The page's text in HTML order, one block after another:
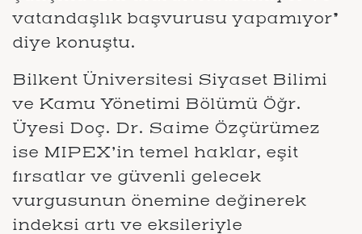
vatandaşlık başvurusu yapamıyor”
diye konuştu.
Bilkent Üniversitesi Siyaset Bilimi
ve Kamu Yönetimi Bölümü Öğr.
Üyesi Doç. Dr. Saime Özçürümez
ise MIPEX’in temel haklar, eşit
fırsatlar ve güvenli gelecek
vurgusunun önemine değinerek
indeksi artı ve eksileriyle